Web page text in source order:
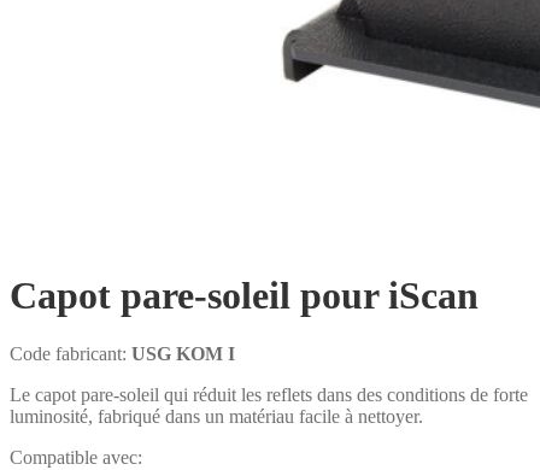
Capot pare-soleil pour iScan
Code fabricant: USG KOM I
Le capot pare-soleil qui réduit les reflets dans des conditions de forte
luminosité, fabriqué dans un matériau facile à nettoyer.
Compatible avec: